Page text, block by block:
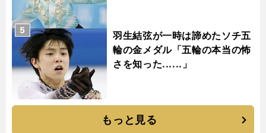
羽生結弦が一時は諦めたソチ五
輪の金メダル「五輪の本当の怖
さを知った......」
5
もっと見る